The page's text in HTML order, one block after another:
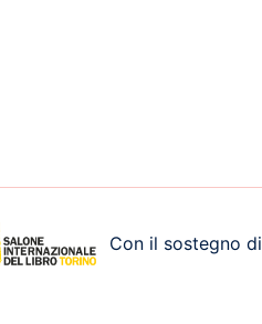
Con il sostegno di